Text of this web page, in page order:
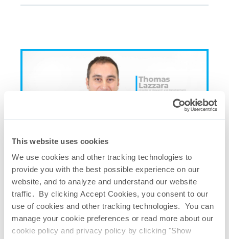
This website uses cookies
We use cookies and other tracking technologies to
provide you with the best possible experience on our
website, and to analyze and understand our website
traffic. By clicking Accept Cookies, you consent to our
use of cookies and other tracking technologies. You can
manage your cookie preferences or read more about our
cookie policy and privacy policy by clicking "Show
相关快速链接
SepraPor® 中空纤维滤芯
SepraPor® 中空纤维胶囊
SepraPor 绿色文档
SepraPor 中空纤维滤芯手册
SepraPor ®中空纤维囊式过滤器手册